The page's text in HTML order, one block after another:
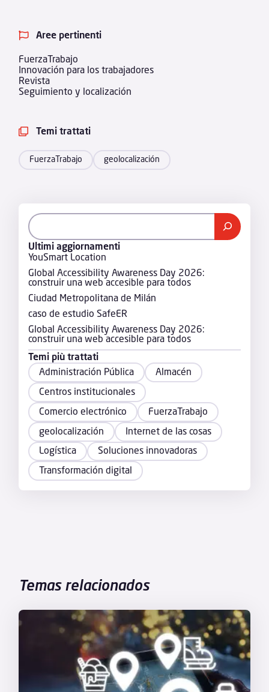
 Aree pertinenti
FuerzaTrabajo
Innovación para los trabajadores
Revista
Seguimiento y localización
 Temi trattati
FuerzaTrabajo geolocalización
Ultimi aggiornamenti
YouSmart Location
Global Accessibility Awareness Day 2026:
construir una web accesible para todos
Ciudad Metropolitana de Milán
caso de estudio SafeER
Global Accessibility Awareness Day 2026:
construir una web accesible para todos
Temi più trattati
Administración Pública
Almacén
Centros institucionales
Comercio electrónico
FuerzaTrabajo
geolocalización
Internet de las cosas
Logística
Soluciones innovadoras
Transformación digital
Temas relacionados